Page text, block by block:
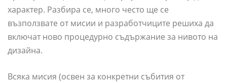
характер. Разбира се, много често ще се
възползвате от мисии и разработчиците решиха да
включат ново процедурно съдържание за нивото на
дизайна.
Всяка мисия (освен за конкретни събития от